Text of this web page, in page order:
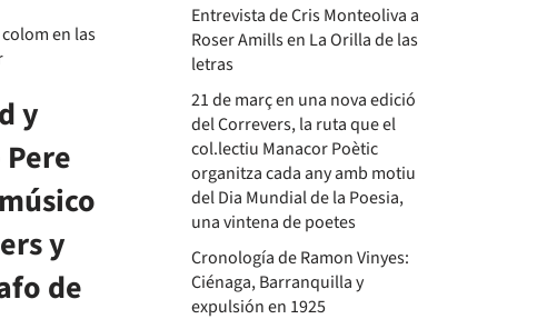
y
y
de
Entrevista de Cris Monteoliva a
Roser Amills en La Orilla de las
letras
21 de març en una nova edició
del Correvers, la ruta que el
col.lectiu Manacor Poètic
organitza cada any amb motiu
del Dia Mundial de la Poesia,
una vintena de poetes
Cronología de Ramon Vinyes:
Ciénaga, Barranquilla y
expulsión en 1925